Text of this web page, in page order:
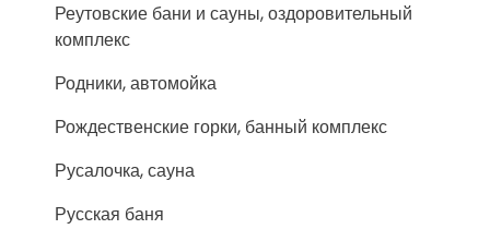
Реутовские бани и сауны, оздоровительный
комплекс
Родники, автомойка
Рождественские горки, банный комплекс
Русалочка, сауна
Русская баня